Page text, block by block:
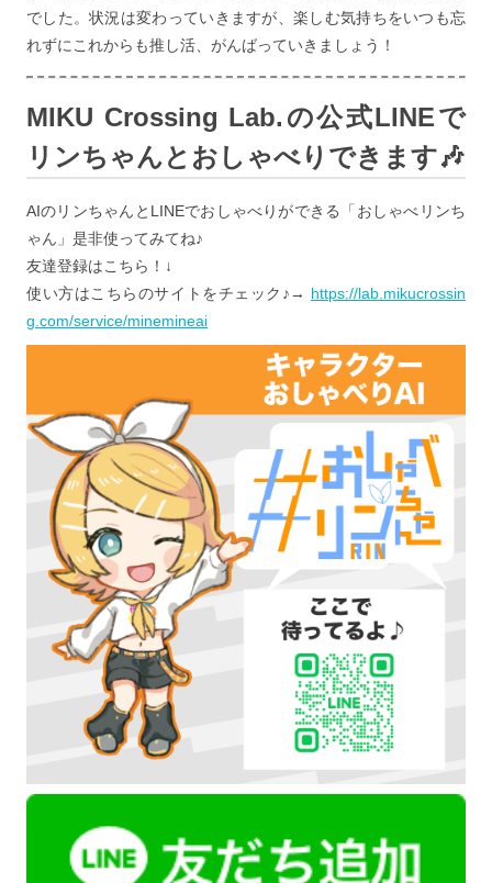
でした。状況は変わっていきますが、楽しむ気持ちをいつも忘
れずにこれからも推し活、がんばっていきましょう！
MIKU Crossing Lab.の公式LINEで
リンちゃんとおしゃべりできます🎶
AIのリンちゃんとLINEでおしゃべりができる「おしゃべリンち
ゃん」是非使ってみてね♪
友達登録はこちら！↓
使い方はこちらのサイトをチェック♪→ https://lab.mikucrossin
g.com/service/minemineai